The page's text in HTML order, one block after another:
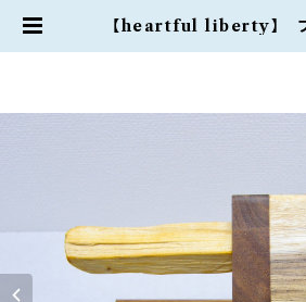
【heartful liberty】 ブ